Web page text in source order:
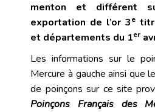
menton et différent
exportation de l’or 3e
et départements du 1er
Les informations sur le
Mercure à gauche ainsi que
de poinçons sur ce site
Poinçons Français des